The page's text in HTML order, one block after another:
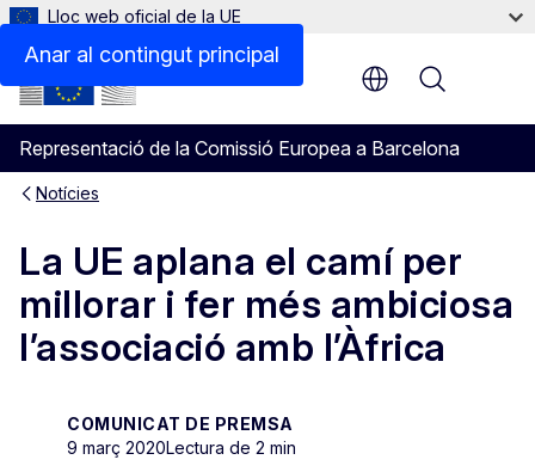
Anar al contingut principal
Lloc web oficial de la UE
Representació de la Comissió Europea a Barcelona
Menu
Notícies
La UE aplana el camí per
millorar i fer més ambiciosa
l’associació amb l’Àfrica
COMUNICAT DE PREMSA
9 març 2020Lectura de 2 min